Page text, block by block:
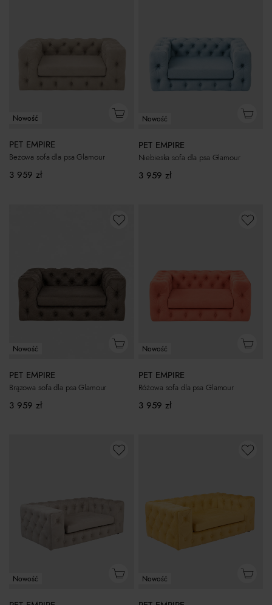
Nowość
PET EMPIRE
Beżowa sofa dla psa Glamour
3 959 zł
Nowość
PET EMPIRE
Niebieska sofa dla psa Glamour
3 959 zł
Nowość
PET EMPIRE
Brązowa sofa dla psa Glamour
3 959 zł
Nowość
PET EMPIRE
Różowa sofa dla psa Glamour
3 959 zł
Nowość Nowość